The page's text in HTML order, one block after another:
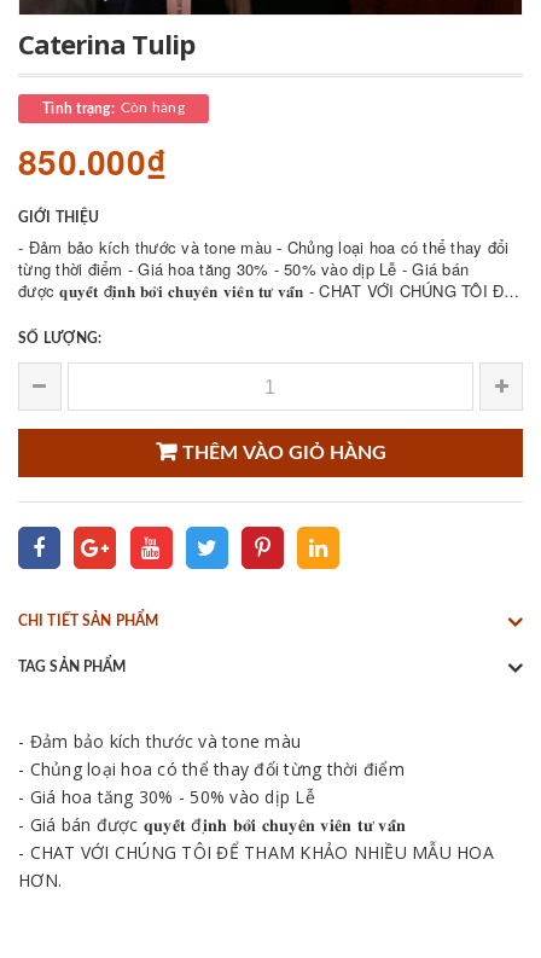
Caterina Tulip
Tình trạng: Còn hàng
850.000₫
GIỚI THIỆU
- Đảm bảo kích thước và tone màu - Chủng loại hoa có thể thay đổi
từng thời điểm - Giá hoa tăng 30% - 50% vào dịp Lễ - Giá bán
được 𝐪𝐮𝐲𝐞̂́𝐭 đ𝐢̣𝐧𝐡 𝐛𝐨̛̉𝐢 𝐜𝐡𝐮𝐲𝐞̂𝐧 𝐯𝐢𝐞̂𝐧 𝐭𝐮̛ 𝐯𝐚̂́𝐧 - CHAT VỚI CHÚNG TÔI ĐỂ
SỐ LƯỢNG:
THÊM VÀO GIỎ HÀNG
CHI TIẾT SẢN PHẨM
TAG SẢN PHẨM
- Đảm bảo kích thước và tone màu
- Chủng loại hoa có thể thay đổi từng thời điểm
- Giá hoa tăng 30% - 50% vào dịp Lễ
- Giá bán được 𝐪𝐮𝐲𝐞̂́𝐭 đ𝐢̣𝐧𝐡 𝐛𝐨̛̉𝐢 𝐜𝐡𝐮𝐲𝐞̂𝐧 𝐯𝐢𝐞̂𝐧 𝐭𝐮̛ 𝐯𝐚̂́𝐧
- CHAT VỚI CHÚNG TÔI ĐỂ THAM KHẢO NHIỀU MẪU HOA
HƠN.